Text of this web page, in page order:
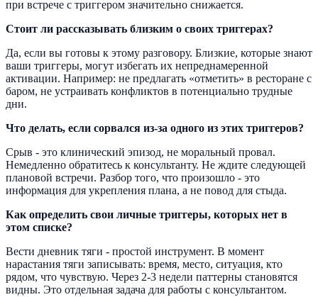
при встрече с триггером значительно снижается.
Стоит ли рассказывать близким о своих триггерах?
Да, если вы готовы к этому разговору. Близкие, которые знают
ваши триггеры, могут избегать их непреднамеренной
активации. Например: не предлагать «отметить» в ресторане с
баром, не устраивать конфликтов в потенциально трудные
дни.
Что делать, если сорвался из-за одного из этих триггеров?
Срыв - это клинический эпизод, не моральный провал.
Немедленно обратитесь к консультанту. Не ждите следующей
плановой встречи. Разбор того, что произошло - это
информация для укрепления плана, а не повод для стыда.
Как определить свои личные триггеры, которых нет в
этом списке?
Вести дневник тяги - простой инструмент. В момент
нарастания тяги записывать: время, место, ситуация, кто
рядом, что чувствую. Через 2-3 недели паттерны становятся
видны. Это отдельная задача для работы с консультантом.